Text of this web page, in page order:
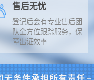
售后无忧
登记后会有专业售后团
队全方位跟踪服务，保
障出证效率